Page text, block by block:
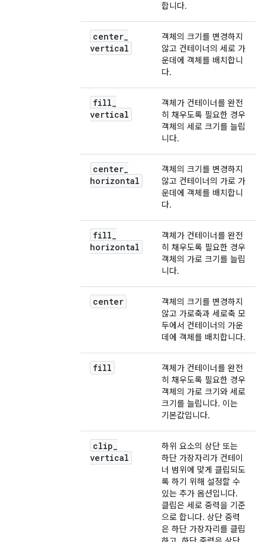
합니다.
center_
vertical
객체의 크기를 변경하지
않고 컨테이너의 세로 가
운데에 객체를 배치합니
다.
fill_
vertical
객체가 컨테이너를 완전
히 채우도록 필요한 경우
객체의 세로 크기를 늘립
니다.
center_
horizontal
객체의 크기를 변경하지
않고 컨테이너의 가로 가
운데에 객체를 배치합니
다.
fill_
horizontal
객체가 컨테이너를 완전
히 채우도록 필요한 경우
객체의 가로 크기를 늘립
니다.
center
객체의 크기를 변경하지
않고 가로축과 세로축 모
두에서 컨테이너의 가운
데에 객체를 배치합니다.
fill
객체가 컨테이너를 완전
히 채우도록 필요한 경우
객체의 가로 크기와 세로
크기를 늘립니다. 이는
기본값입니다.
clip_
vertical
하위 요소의 상단 또는
하단 가장자리가 컨테이
너 범위에 맞게 클립되도
록 하기 위해 설정할 수
있는 추가 옵션입니다.
클립은 세로 중력을 기준
으로 합니다. 상단 중력
은 하단 가장자리를 클립